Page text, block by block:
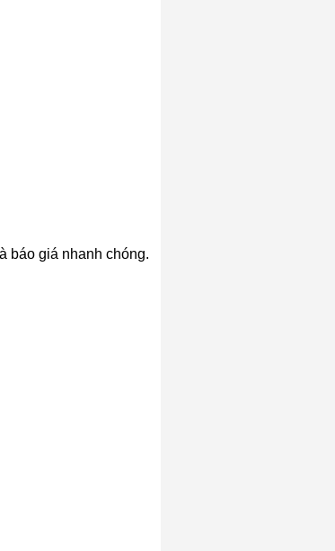
báo giá nhanh chóng.